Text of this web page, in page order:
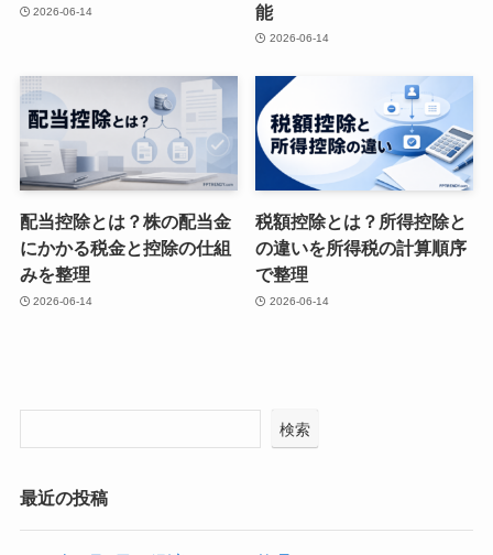
2026-06-14
能
2026-06-14
配当控除とは？株の配当金
にかかる税金と控除の仕組
みを整理
2026-06-14
税額控除とは？所得控除と
の違いを所得税の計算順序
で整理
2026-06-14
検索
最近の投稿